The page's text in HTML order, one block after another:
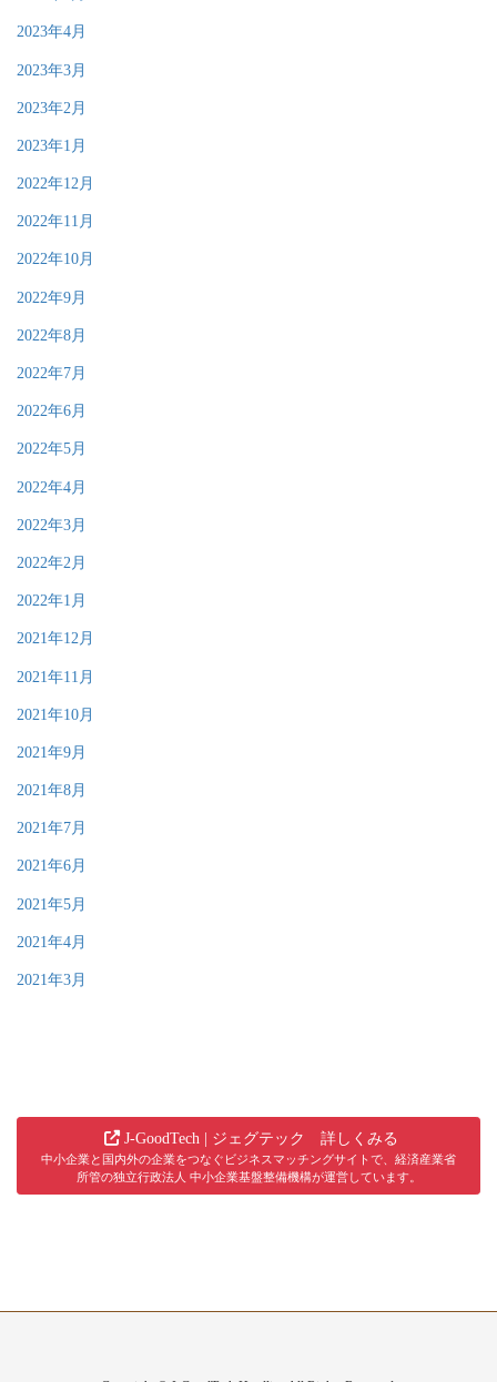
2023年4月
2023年3月
2023年2月
2023年1月
2022年12月
2022年11月
2022年10月
2022年9月
2022年8月
2022年7月
2022年6月
2022年5月
2022年4月
2022年3月
2022年2月
2022年1月
2021年12月
2021年11月
2021年10月
2021年9月
2021年8月
2021年7月
2021年6月
2021年5月
2021年4月
2021年3月
J-GoodTech | ジェグテック 詳しくみる
中小企業と国内外の企業をつなぐビジネスマッチングサイトで、経済産業省
所管の独立行政法人 中小企業基盤整備機構が運営しています。